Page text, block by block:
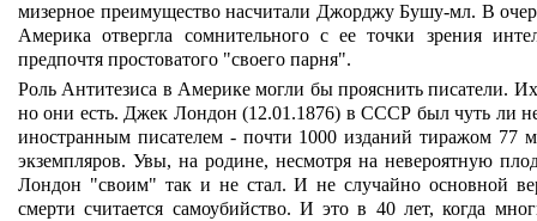
мизерное преимущество насчитали Джорджу Бушу-мл. В
Америка отвергла сомнительного с ее точки зрения
предпочтя простоватого "своего парня".
Роль Антитезиса в Америке могли бы прояснить писатели.
но они есть. Джек Лондон (12.01.1876) в СССР был чуть ли
иностранным писателем - почти 1000 изданий тиражом 77
экземпляров. Увы, на родине, несмотря на невероятную
Лондон "своим" так и не стал. И не случайно основной
смерти считается самоубийство. И это в 40 лет, когда